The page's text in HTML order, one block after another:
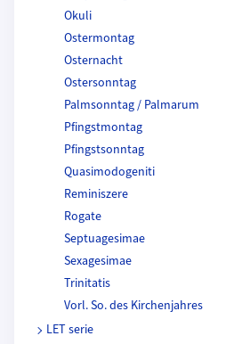
Okuli
Ostermontag
Osternacht
Ostersonntag
Palmsonntag / Palmarum
Pfingstmontag
Pfingstsonntag
Quasimodogeniti
Reminiszere
Rogate
Septuagesimae
Sexagesimae
Trinitatis
Vorl. So. des Kirchenjahres
LET serie